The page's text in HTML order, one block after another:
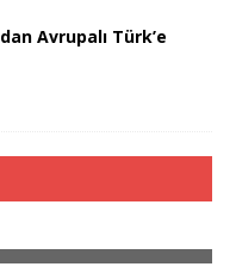
Avrupalı Türk’e